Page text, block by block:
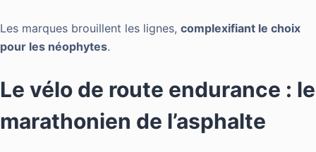
Les marques brouillent les lignes, complexifiant le choix
pour les néophytes.
Le vélo de route endurance : le
marathonien de l’asphalte